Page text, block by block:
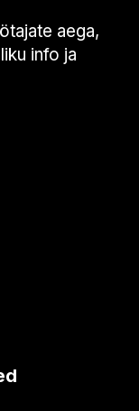
aega,
info ja